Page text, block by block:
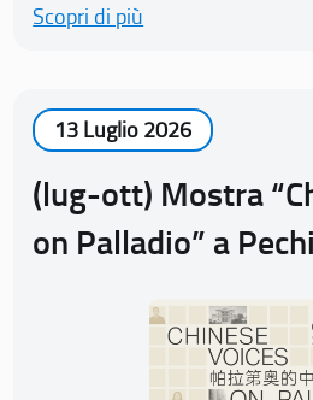
Scopri di più
13 Luglio 2026
(lug-ott) Mostra
on Palladio” a